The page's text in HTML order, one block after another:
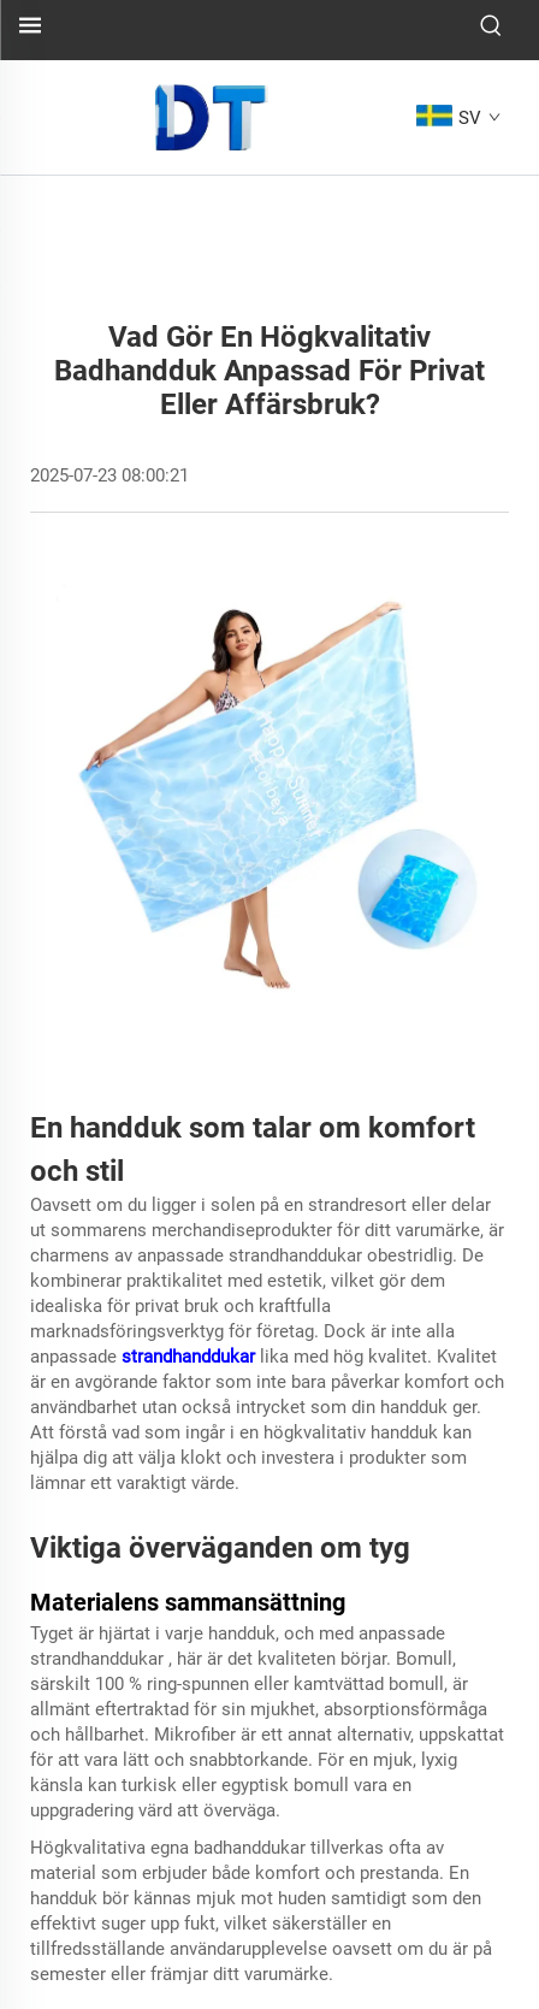
SV
Vad Gör En Högkvalitativ
Badhandduk Anpassad För Privat
Eller Affärsbruk?
2025-07-23 08:00:21
En handduk som talar om komfort
och stil
Oavsett om du ligger i solen på en strandresort eller delar
ut sommarens merchandiseprodukter för ditt varumärke, är
charmens av anpassade strandhanddukar obestridlig. De
kombinerar praktikalitet med estetik, vilket gör dem
idealiska för privat bruk och kraftfulla
marknadsföringsverktyg för företag. Dock är inte alla
anpassade strandhanddukar lika med hög kvalitet. Kvalitet
är en avgörande faktor som inte bara påverkar komfort och
användbarhet utan också intrycket som din handduk ger.
Att förstå vad som ingår i en högkvalitativ handduk kan
hjälpa dig att välja klokt och investera i produkter som
lämnar ett varaktigt värde.
Viktiga överväganden om tyg
Materialens sammansättning
Tyget är hjärtat i varje handduk, och med anpassade
strandhanddukar , här är det kvaliteten börjar. Bomull,
särskilt 100 % ring-spunnen eller kamtvättad bomull, är
allmänt eftertraktad för sin mjukhet, absorptionsförmåga
och hållbarhet. Mikrofiber är ett annat alternativ, uppskattat
för att vara lätt och snabbtorkande. För en mjuk, lyxig
känsla kan turkisk eller egyptisk bomull vara en
uppgradering värd att överväga.
Högkvalitativa egna badhanddukar tillverkas ofta av
material som erbjuder både komfort och prestanda. En
handduk bör kännas mjuk mot huden samtidigt som den
effektivt suger upp fukt, vilket säkerställer en
tillfredsställande användarupplevelse oavsett om du är på
semester eller främjar ditt varumärke.